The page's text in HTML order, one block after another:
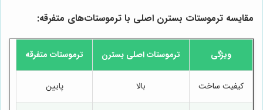
مقایسه ترموستات بسترن اصلی با ترموستات‌های متفرقه:
ویژگی ترموستات اصلی بسترن ترموستات متفرقه
کیفیت ساخت بالا پایین